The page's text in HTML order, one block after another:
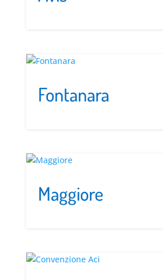
Fontanara
Maggiore